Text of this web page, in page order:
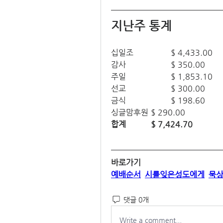
지난주 통계
십일조		$ 4,433.00
감사			$ 350.00
주일			$ 1,853.10
선교			$ 300.00
금식			$ 198.60
싱글맘후원	$ 290.00
합계
$ 7,424.70
바로가기
예배순서
시를잊은성도에게 묵
댓글 0개
Write a comment...